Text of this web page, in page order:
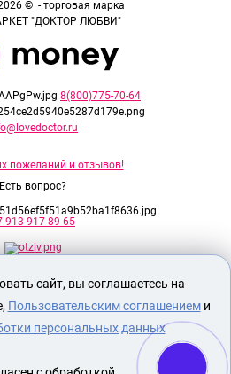
© - торговая марка
"ДОКТОР ЛЮБВИ"
8(800)775-70-64
пожеланий и отзывов!
Есть вопрос?
913-917-89-65
Любви предназначен
для лиц старше 18 лет!
имеет знак EAC
соответствия.
сайт, вы соглашаетесь на
Пользовательским соглашениеми
персональных данных